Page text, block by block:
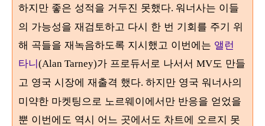
하지만 좋은 성적을 거두진 못했다. 워너사는 이들
의 가능성을 재검토하고 다시 한 번 기회를 주기 위
해 곡들을 재녹음하도록 지시했고 이번에는 앨런
타니(Alan Tarney)가 프로듀서로 나서서 MV도 만들
고 영국 시장에 재출격 했다. 하지만 영국 워너사의
미약한 마켓팅으로 노르웨이에서만 반응을 얻었을
뿐 이번에도 역시 어느 곳에서도 차트에 오르지 못